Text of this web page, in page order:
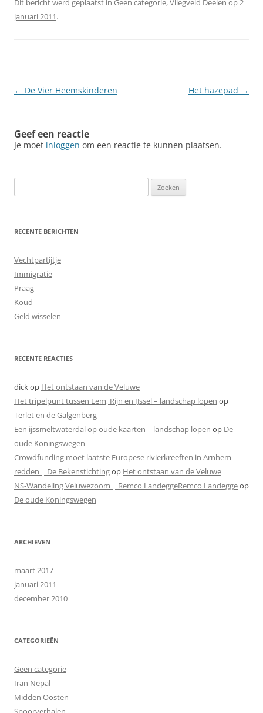
Dit bericht werd geplaatst in Geen categorie,Vliegveld Deelen op2
januari 2011.
Berichtnavigatie
← De Vier Heemskinderen Het hazepad →
Geef een reactie
Je moet inloggen om een reactie te kunnen plaatsen.
naar:
RECENTE BERICHTEN
Vechtpartijtje
Immigratie
Praag
Koud
Geld wisselen
RECENTE REACTIES
dickop Het ontstaan van de Veluwe
Het tripelpunt tussen Eem, Rijn en IJssel – landschap lopen op
Terlet en de Galgenberg
Een ijssmeltwaterdal op oude kaarten – landschap lopen op De
oude Koningswegen
Crowdfunding moet laatste Europese rivierkreeften in Arnhem
redden | De Bekenstichtingop Het ontstaan van de Veluwe
NS-Wandeling Veluwezoom | Remco LandeggeRemco Landeggeop
De oude Koningswegen
ARCHIEVEN
maart 2017
januari 2011
december 2010
CATEGORIEËN
Geen categorie
Iran Nepal
Midden Oosten